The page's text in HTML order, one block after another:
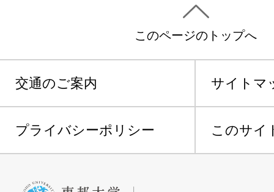
このページのトップへ
交通のご案内 サイトマ
プライバシーポリシー このサイ